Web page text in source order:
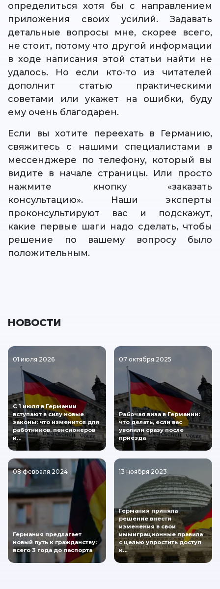
определиться хотя бы с направлением
приложения своих усилий. Задавать
детальные вопросы мне, скорее всего,
не стоит, потому что другой информации
в ходе написания этой статьи найти не
удалось. Но если кто-то из читателей
дополнит статью практическими
советами или укажет на ошибки, буду
ему очень благодарен.
Если вы хотите переехать в Германию,
свяжитесь с нашими специалистами в
мессенджере по телефону, который вы
видите в начале страницы. Или просто
нажмите кнопку «заказать
консультацию». Наши эксперты
проконсультируют вас и подскажут,
какие первые шаги надо сделать, чтобы
решение по вашему вопросу было
положительным.
НОВОСТИ
01 июля 2026
С 1 июля в Германии
вступают в силу новые
законы: что изменится для
работников, пенсионеров
и…
07 октября 2025
Рабочая виза в Германии:
что делать, если вас
уволили сразу после
приезда
08 февраля 2024
Германия предлагает
новый путь к гражданству:
всего 3 года до паспорта
13 ноября 2023
Германия приняла
решение внести
изменения в свои
иммиграционные правила
с целью упростить доступ
к…